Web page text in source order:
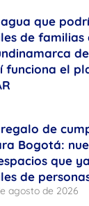
agua que
de familias
funciona el
regalo de
Bogotá:
que
de
agosto de 2026